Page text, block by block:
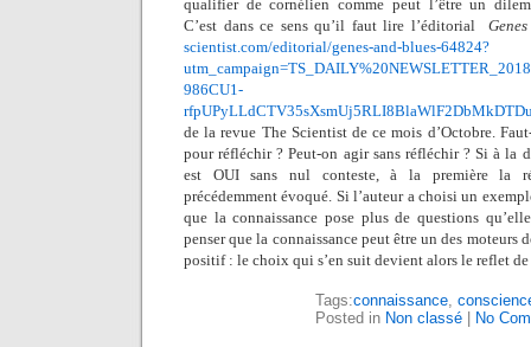
qualifier de cornélien comme peut l’être un
C’est dans ce sens qu’il faut lire l’éditorial
scientist.com/editorial/genes-and-blues-64824?
986CU1-
de la revue The Scientist de ce mois d’Octobre.
pour réfléchir ? Peut-on agir sans réfléchir ? Si à la
est OUI sans nul conteste, à la première la
précédemment évoqué. Si l’auteur a choisi un
que la connaissance pose plus de questions
penser que la connaissance peut être un des moteurs
positif : le choix qui s’en suit devient alors le reflet
Tags:connaissance,
Posted in Non classé| No